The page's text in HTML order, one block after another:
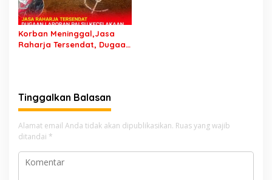
Korban Meninggal,Jasa
Raharja Tersendat, Dugaan
Tinggalkan Balasan
Alamat email Anda tidak akan dipublikasikan. Ruas yang wajib
ditandai *